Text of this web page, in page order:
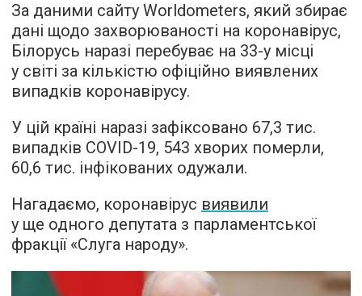
За даними сайту Worldometers, який збирає
дані щодо захворюваності на коронавірус,
Білорусь наразі перебуває на 33-у місці
у світі за кількістю офіційно виявлених
випадків коронавірусу.
У цій країні наразі зафіксовано 67,3 тис.
випадків COVID-19, 543 хворих померли,
60,6 тис. інфікованих одужали.
Нагадаємо, коронавірус виявили
у ще одного депутата з парламентської
фракції «Слуга народу».